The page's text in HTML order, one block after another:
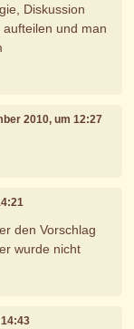
Diskussion
und man
2010, um 12:27
den Vorschlag
wurde nicht